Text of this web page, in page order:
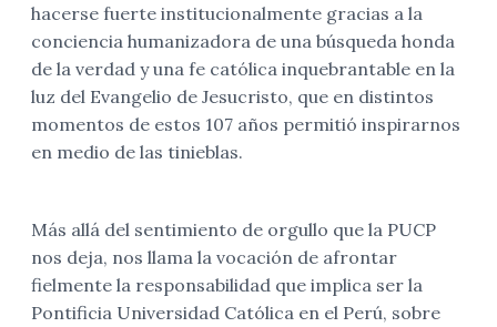
hacerse fuerte institucionalmente gracias a la
conciencia humanizadora de una búsqueda honda
de la verdad y una fe católica inquebrantable en la
luz del Evangelio de Jesucristo, que en distintos
momentos de estos 107 años permitió inspirarnos
en medio de las tinieblas.
Más allá del sentimiento de orgullo que la PUCP
nos deja, nos llama la vocación de afrontar
fielmente la responsabilidad que implica ser la
Pontificia Universidad Católica en el Perú, sobre